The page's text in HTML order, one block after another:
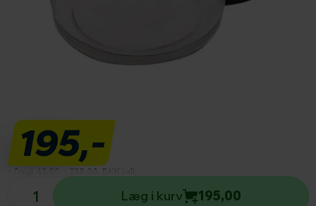
195,-
+ fragt 43,00 238,00 DKK i alt
Antal produkter
Læg i kurv 195,00